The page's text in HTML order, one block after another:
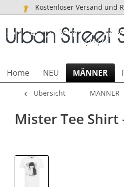
Kostenloser Versand und
Home NEU MÄNNER
Übersicht MÄNNER
Mister Tee Shirt